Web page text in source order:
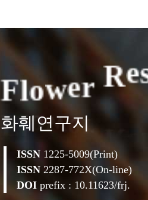
Flower Re
화훼연구지
ISSN 1225-5009(Print)
ISSN 2287-772X(On-line)
DOI prefix : 10.11623/frj.